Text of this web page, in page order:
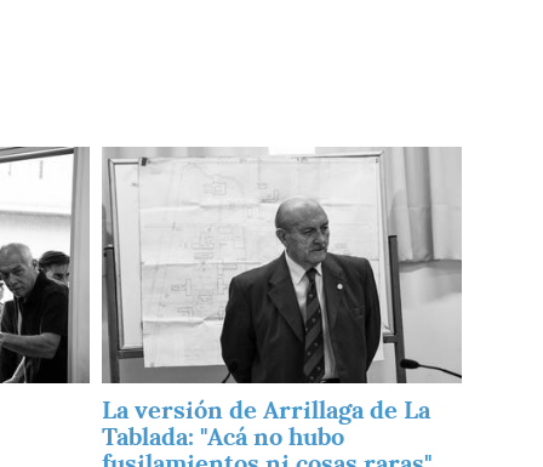
Imagen
La versión de Arrillaga de La
Tablada: "Acá no hubo